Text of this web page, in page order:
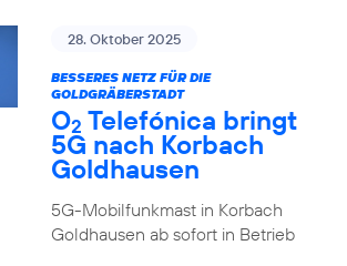
28. Oktober 2025
BESSERES NETZ FÜR DIE
GOLDGRÄBERSTADT
O2 Telefónica bringt
5G nach Korbach
Goldhausen
5G-Mobilfunkmast in Korbach
Goldhausen ab sofort in Betrieb